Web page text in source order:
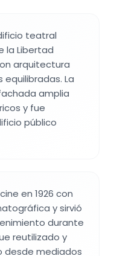
teatral
la Libertad
arquitectura
La
amplia
y fue
público
en 1926 con
y sirvió
durante
reutilizado y
desde mediados